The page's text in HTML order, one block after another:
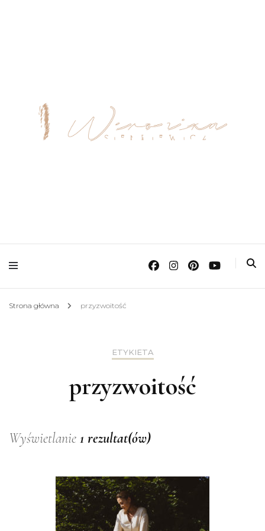
Strona główna przyzwoitość
ETYKIETA
przyzwoitość
Wyświetlanie 1 rezultat(ów)